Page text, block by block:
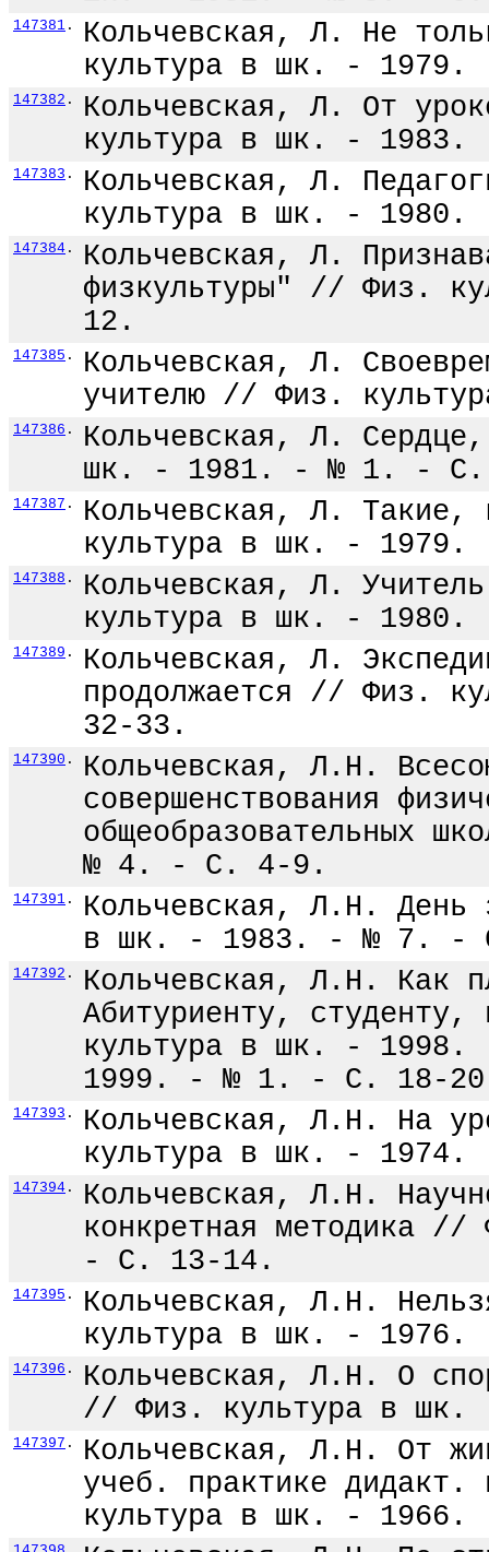
147381 .
Кольчевская, Л. Не
культура в шк. -
147382 .
Кольчевская, Л. От
культура в шк. -
147383 .
Кольчевская, Л.
культура в шк. -
147384 .
Кольчевская, Л.
физкультуры" // Физ.
12.
147385 .
Кольчевская, Л.
учителю // Физ.
147386 .
Кольчевская, Л.
шк. - 1981. - № 1. - С.
147387 .
Кольчевская, Л.
культура в шк. -
147388 .
Кольчевская, Л.
культура в шк. -
147389 .
Кольчевская, Л.
продолжается // Физ.
32-33.
147390 .
Кольчевская, Л.Н.
совершенствования
общеобразовательных
№ 4. - С. 4-9.
147391 .
Кольчевская, Л.Н. День
в шк. - 1983. - № 7. -
147392 .
Кольчевская, Л.Н. Как
Абитуриенту,
культура в шк. -
1999. - № 1. - С. 18-
147393 .
Кольчевская, Л.Н. На
культура в шк. -
147394 .
Кольчевская, Л.Н.
конкретная методика
- С. 13-14.
147395 .
Кольчевская, Л.Н.
культура в шк. -
147396 .
Кольчевская, Л.Н. О
// Физ. культура в
147397 .
Кольчевская, Л.Н. От
учеб. практике
культура в шк. -